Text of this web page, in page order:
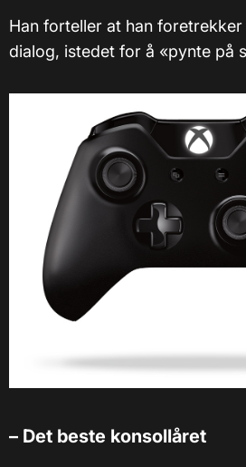
Han forteller at han foretrekker
dialog, istedet for å «pynte på
– Det beste konsollåret